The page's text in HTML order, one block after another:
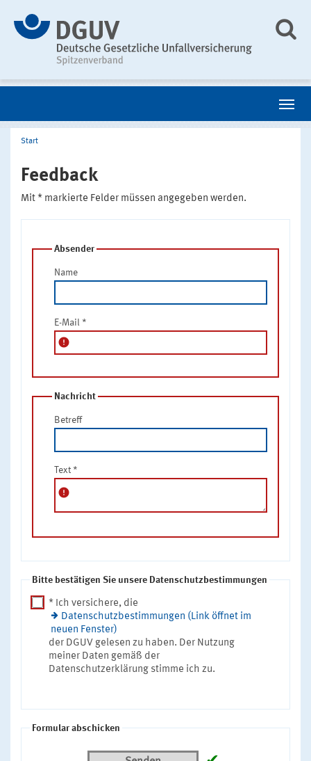
Start
Feedback
Mit * markierte Felder müssen angegeben werden.
Absender
Name
E-Mail *
error
Nachricht
Betreff
Text *
error
Bitte bestätigen Sie unsere Datenschutzbestimmungen
* Ich versichere, die
Datenschutzbestimmungen (Link öffnet im
neuen Fenster)
der DGUV gelesen zu haben. Der Nutzung
meiner Daten gemäß der
Datenschutzerklärung stimme ich zu.
Formular abschicken